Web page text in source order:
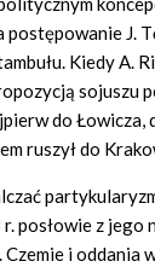
postępowanie J.
Kiedy A.
sojuszu
do Łowicza,
ruszył do
posłowie z jego
Czemie i oddania